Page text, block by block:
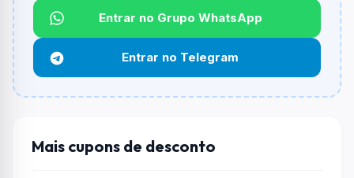
Funciona em qualquer produto?
Não necessariamente. Depende de itens participantes
e alguns vendedores ou produtos especificos podem
não aceitar cupons.
Entrar no Grupo WhatsApp
Entrar no Telegram
Mais cupons de desconto